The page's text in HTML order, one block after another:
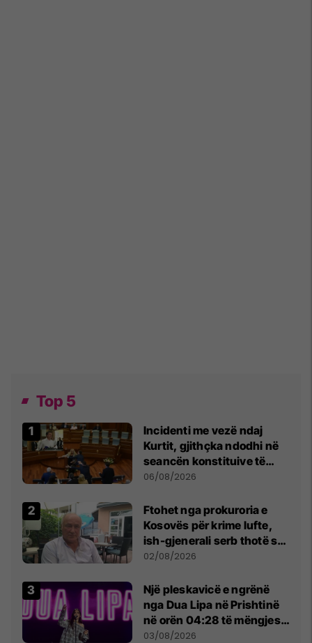
Top 5
Incidenti me vezë ndaj
Kurtit, gjithçka ndodhi në
seancën konstituive të
Kuvendit
06/08/2026
Ftohet nga prokuroria e
Kosovës për krime lufte,
ish-gjenerali serb thotë se
dikush e tradhtoi në
02/08/2026
Një pleskavicë e ngrënë
nga Dua Lipa në Prishtinë
në orën 04:28 të mëngjesit
- dhe bota digjitale serbe
03/08/2026